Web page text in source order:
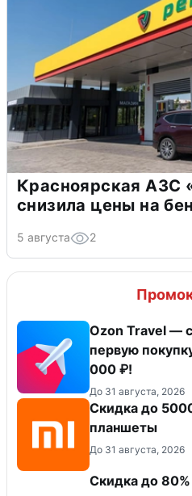
Красноярская АЗС
снизила цены на
5 августа 2
Ozon Travel —
первую
000 ₽!
До 31 августа, 2026
Скидка до
планшеты
До 31 августа, 2026
Скидка до 80%